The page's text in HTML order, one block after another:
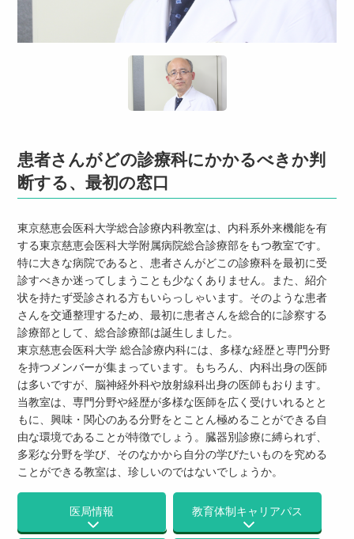
患者さんがどの診療科にかかるべきか判
断する、最初の窓口
東京慈恵会医科大学総合診療内科教室は、内科系外来機能を有
する東京慈恵会医科大学附属病院総合診療部をもつ教室です。
特に大きな病院であると、患者さんがどこの診療科を最初に受
診すべきか迷ってしまうことも少なくありません。また、紹介
状を持たず受診される方もいらっしゃいます。そのような患者
さんを交通整理するため、最初に患者さんを総合的に診察する
診療部として、総合診療部は誕生しました。
東京慈恵会医科大学 総合診療内科には、多様な経歴と専門分野
を持つメンバーが集まっています。もちろん、内科出身の医師
は多いですが、脳神経外科や放射線科出身の医師もおります。
当教室は、専門分野や経歴が多様な医師を広く受けいれるとと
もに、興味・関心のある分野をとことん極めることができる自
由な環境であることが特徴でしょう。臓器別診療に縛られず、
多彩な分野を学び、そのなかから自分の学びたいものを究める
ことができる教室は、珍しいのではないでしょうか。
医局情報 教育体制キャリアパス